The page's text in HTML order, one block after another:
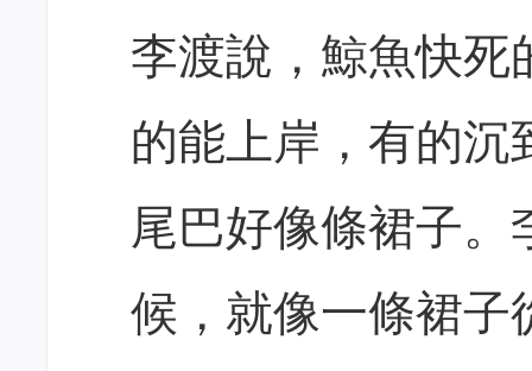
李渡說，鯨魚快死
的能上岸，有的沉
尾巴好像條裙子。
候，就像一條裙子